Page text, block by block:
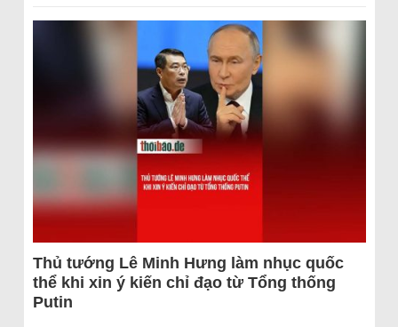
Thủ tướng Lê Minh Hưng làm nhục quốc
thể khi xin ý kiến chỉ đạo từ Tổng thống
Putin